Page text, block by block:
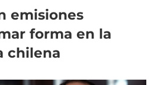
emisiones
forma en la
chilena